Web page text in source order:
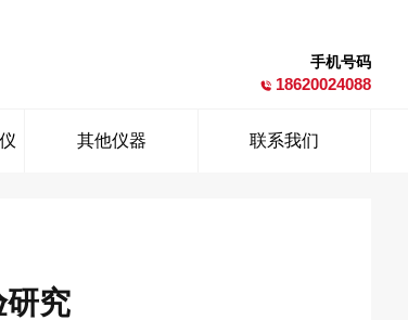
手机号码
18620024088
其他仪器 联系我们
究